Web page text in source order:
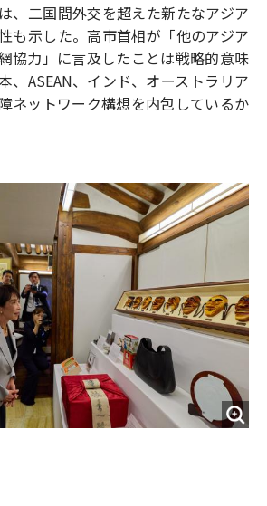
、二国間外交を超えた新たなアジア
も示した。高市首相が「他のアジア
協力」に言及したことは戦略的意味
、ASEAN、インド、オーストラリア
ネットワーク構想を内包しているか